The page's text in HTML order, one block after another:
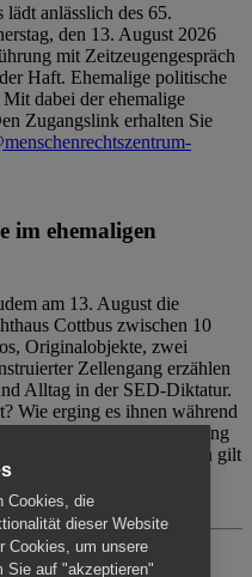
anlässlich des 65.
den 13. August 2026
mit Zeitzeugengespräch
Haft. Ehemalige politische
dabei der ehemalige
Zugangslink erhalten Sie
im ehemaligen
am 13. August die
Cottbus zwischen 10
Originalobjekte, zwei
Zellengang erzählen
Alltag in der SED-Diktatur.
Wie erging es ihnen während
individuell ohne Betreuung
Für Begleitpersonen gilt
Cookies, die
dieser Website
Cookies, um unsere
Sie auf "akzeptieren"